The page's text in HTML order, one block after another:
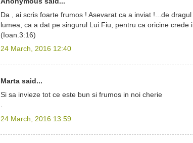
Da , ai scris foarte frumos ! Asevarat ca a inviat !...de
lumea, ca a dat pe singurul Lui Fiu, pentru ca oricine crede
(Ioan.3:16)
24 March, 2016 12:40
Marta said...
Si sa invieze tot ce este bun si frumos in noi cherie
.
24 March, 2016 13:59